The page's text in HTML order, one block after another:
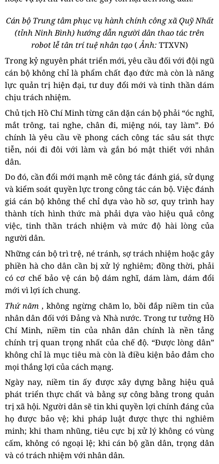
Cán bộ Trung tâm phục vụ hành chính công xã Quỹ Nhất
(tỉnh Ninh Bình) hướng dẫn người dân thao tác trên
robot lễ tân trí tuệ nhân tạo ( Ảnh: TTXVN)
Trong kỷ nguyên phát triển mới, yêu cầu đối với đội ngũ
cán bộ không chỉ là phẩm chất đạo đức mà còn là năng
lực quản trị hiện đại, tư duy đổi mới và tinh thần dám
chịu trách nhiệm.
Chủ tịch Hồ Chí Minh từng căn dặn cán bộ phải “óc nghĩ,
mắt trông, tai nghe, chân đi, miệng nói, tay làm”. Đó
chính là yêu cầu về phong cách công tác sâu sát thực
tiễn, nói đi đôi với làm và gắn bó mật thiết với nhân
dân.
Do đó, cần đổi mới mạnh mẽ công tác đánh giá, sử dụng
và kiểm soát quyền lực trong công tác cán bộ. Việc đánh
giá cán bộ không thể chỉ dựa vào hồ sơ, quy trình hay
thành tích hình thức mà phải dựa vào hiệu quả công
việc, tinh thần trách nhiệm và mức độ hài lòng của
người dân.
Những cán bộ trì trệ, né tránh, sợ trách nhiệm hoặc gây
phiền hà cho dân cần bị xử lý nghiêm; đồng thời, phải
có cơ chế bảo vệ cán bộ dám nghĩ, dám làm, dám đổi
mới vì lợi ích chung.
Thứ năm , không ngừng chăm lo, bồi đắp niềm tin của
nhân dân đối với Đảng và Nhà nước. Trong tư tưởng Hồ
Chí Minh, niềm tin của nhân dân chính là nền tảng
chính trị quan trọng nhất của chế độ. “Được lòng dân”
không chỉ là mục tiêu mà còn là điều kiện bảo đảm cho
mọi thắng lợi của cách mạng.
Ngày nay, niềm tin ấy được xây dựng bằng hiệu quả
phát triển thực chất và bằng sự công bằng trong quản
trị xã hội. Người dân sẽ tin khi quyền lợi chính đáng của
họ được bảo vệ; khi pháp luật được thực thi nghiêm
minh; khi tham nhũng, tiêu cực bị xử lý không có vùng
cấm, không có ngoại lệ; khi cán bộ gần dân, trọng dân
và có trách nhiệm với nhân dân.